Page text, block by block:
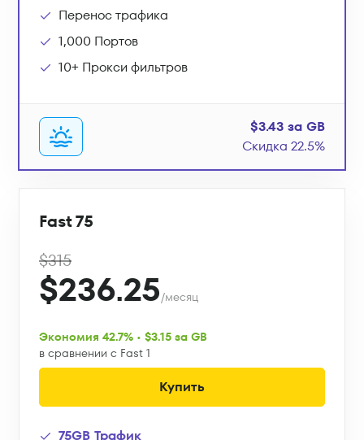
Перенос трафика
1,000 Портов
10+ Прокси фильтров
$3.43 за GB
Скидка 22.5%
Fast 75
$315
$236.25/месяц
Экономия 42.7% • $3.15 за GB
в сравнении с Fast 1
Купить
75GB Трафик